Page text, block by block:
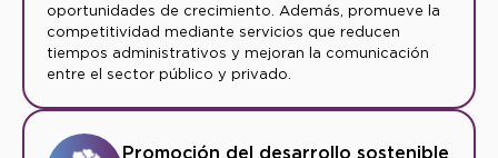
oportunidades de crecimiento. Además, promueve la
competitividad mediante servicios que reducen
tiempos administrativos y mejoran la comunicación
entre el sector público y privado.
Promoción del desarrollo sostenible